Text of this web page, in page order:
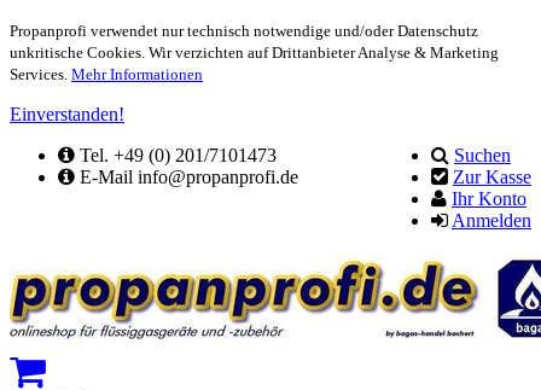
Propanprofi verwendet nur technisch notwendige und/oder Datenschutz
unkritische Cookies. Wir verzichten auf Drittanbieter Analyse & Marketing
Services. Mehr Informationen
Einverstanden!
Tel. +49 (0) 201/7101473
E-Mail info@propanprofi.de
Suchen
Zur Kasse
Ihr Konto
Anmelden